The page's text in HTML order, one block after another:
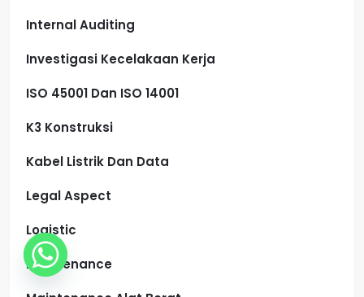
Internal Auditing
Investigasi Kecelakaan Kerja
ISO 45001 Dan ISO 14001
K3 Konstruksi
Kabel Listrik Dan Data
Legal Aspect
Logistic
Maintenance